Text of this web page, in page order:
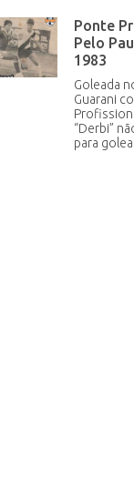
Ponte
Pelo
1983
Goleada
Guarani
“Derbi”
para